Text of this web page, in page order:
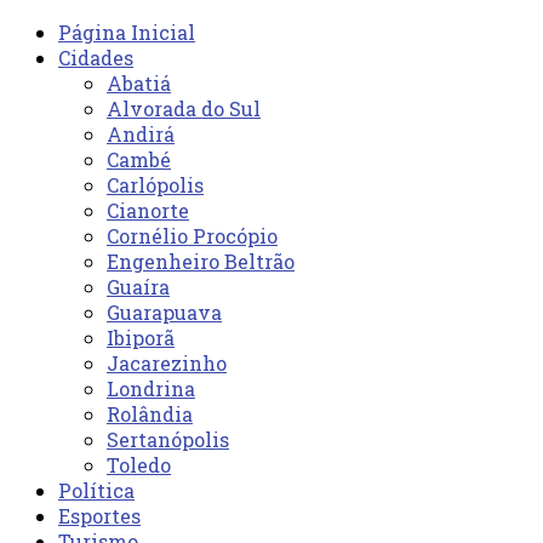
Página Inicial
Cidades
Abatiá
Alvorada do Sul
Andirá
Cambé
Carlópolis
Cianorte
Cornélio Procópio
Engenheiro Beltrão
Guaíra
Guarapuava
Ibiporã
Jacarezinho
Londrina
Rolândia
Sertanópolis
Toledo
Política
Esportes